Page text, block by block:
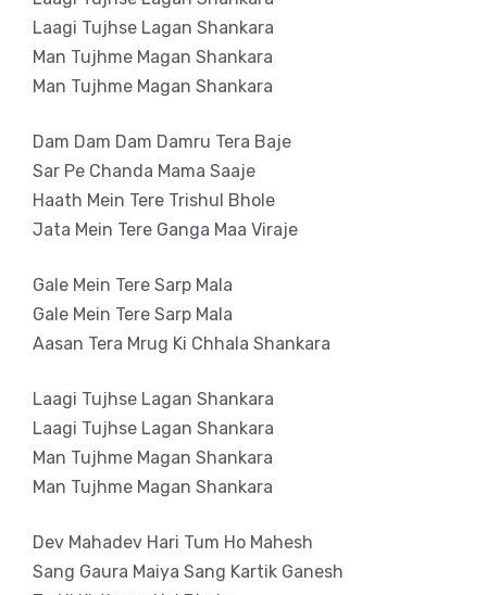
Laagi Tujhse Lagan Shankara
Man Tujhme Magan Shankara
Man Tujhme Magan Shankara
Dam Dam Dam Damru Tera Baje
Sar Pe Chanda Mama Saaje
Haath Mein Tere Trishul Bhole
Jata Mein Tere Ganga Maa Viraje
Gale Mein Tere Sarp Mala
Gale Mein Tere Sarp Mala
Aasan Tera Mrug Ki Chhala Shankara
Laagi Tujhse Lagan Shankara
Laagi Tujhse Lagan Shankara
Man Tujhme Magan Shankara
Man Tujhme Magan Shankara
Dev Mahadev Hari Tum Ho Mahesh
Sang Gaura Maiya Sang Kartik Ganesh